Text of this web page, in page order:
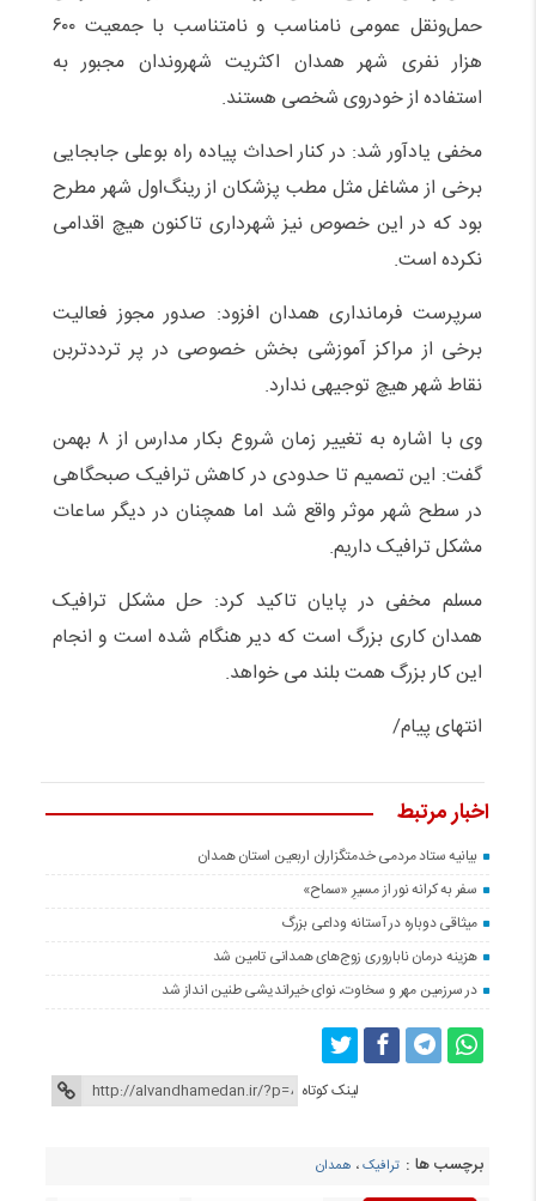
حمل‌ونقل عمومی نامناسب و‌ نامتناسب با جمعیت ۶۰۰
هزار نفری شهر همدان اکثریت شهروندان مجبور به
استفاده از خودروی شخصی هستند.
مخفی یادآور شد: در کنار احداث پیاده راه بوعلی جابجایی
برخی از مشاغل مثل مطب پزشکان از رینگ‌اول شهر مطرح
بود که در این خصوص نیز شهرداری تاکنون هیچ اقدامی
نکرده است.
سرپرست فرمانداری همدان افزود: صدور مجوز فعالیت
برخی از مراکز آموزشی بخش خصوصی در پر ترددتربن
نقاط شهر هیچ‌ توجیهی ندارد.
وی با اشاره به تغییر زمان شروع بکار مدارس از ۸ بهمن
گفت: این تصمیم تا حدودی در کاهش ترافیک صبحگاهی
در سطح شهر موثر واقع شد اما همچنان در دیگر ساعات
مشکل ترافیک داریم.
مسلم مخفی در پایان تاکید کرد: حل مشکل ترافیک
همدان کاری بزرگ است که دیر هنگام شده است و انجام
این کار بزرگ همت بلند می خواهد.
انتهای پیام/
اخبار مرتبط
بیانیه ستاد مردمی خدمتگزاران اربعین استان همدان
سفر به کرانه‌ نور از مسیرِ «سماح»
میثاقی دوباره در آستانه‌ وداعی بزرگ
هزینه درمان ناباروری زوج‌های همدانی تامین شد
در سرزمین مهر و سخاوت، نوای خیراندیشی طنین انداز شد
لینک کوتاه
برچسب ها : ترافیک، همدان